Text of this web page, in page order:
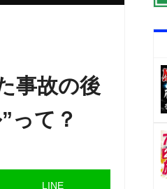
事故の後
って？
LINE